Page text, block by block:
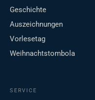
Geschichte
Auszeichnungen
Vorlesetag
Weihnachtstombola
SERVICE